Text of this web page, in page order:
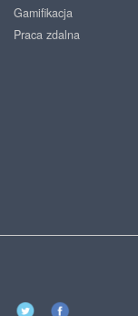
Gamifikacja
Praca zdalna